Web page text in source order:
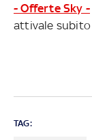
- Offerte Sky -
attivale subito
TAG: